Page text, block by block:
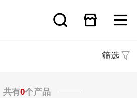
筛选
共有0个产品